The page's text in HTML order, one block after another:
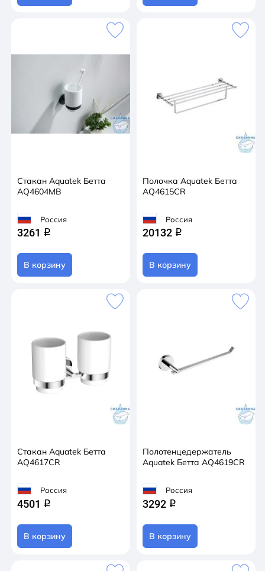
Стакан Aquatek Бетта
AQ4604MB
Россия
3261 q
В корзину
Полочка Aquatek Бетта
AQ4615CR
Россия
20132 q
В корзину
Стакан Aquatek Бетта
AQ4617CR
Россия
4501 q
В корзину
Полотенцедержатель
Aquatek Бетта AQ4619CR
Россия
3292 q
В корзину